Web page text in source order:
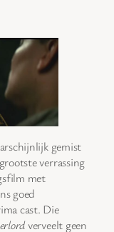
gemist
verrassing
met
goed
cast. Die
verveelt geen